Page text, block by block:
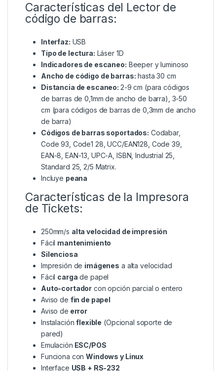
Características del Lector de
código de barras:
Interfaz: USB
Tipo de lectura: Láser 1D
Indicadores de escaneo: Beeper y luminoso
Ancho de código de barras: hasta 30 cm
Distancia de escaneo: 2-9 cm (para códigos
de barras de 0,1mm de ancho de barra), 3-50
cm (para códigos de barras de 0,3mm de ancho
de barra)
Códigos de barras soportados: Codabar,
Code 93, Code1 28, UCC/EAN128, Code 39,
EAN-8, EAN-13, UPC-A, ISBN, Industrial 25,
Standard 25, 2/5 Matrix.
Incluye peana
Características de la Impresora
de Tickets:
250mm/s alta velocidad de impresión
Fácil mantenimiento
Silenciosa
Impresión de imágenes a alta velocidad
Fácil carga de papel
Auto-cortador con opción parcial o entero
Aviso de fin de papel
Aviso de error
Instalaciónflexible (Opcional soporte de
pared)
Emulación ESC/POS
Funciona conWindows y Linux
Interface USB + RS-232